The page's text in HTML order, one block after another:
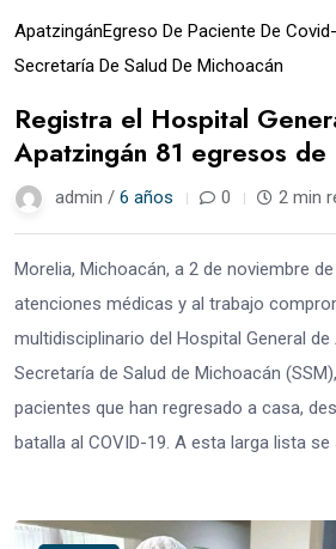
ApatzingánEgreso De Paciente De
Secretaría De Salud De Michoacán
Registra el Hospital
Apatzingán 81 egresos
admin / 6 años 0 2 min
Morelia, Michoacán, a 2 de noviembre
atenciones médicas y al trabajo
multidisciplinario del Hospital General
Secretaría de Salud de Michoacán
pacientes que han regresado a casa,
batalla al COVID-19. A esta larga lista se